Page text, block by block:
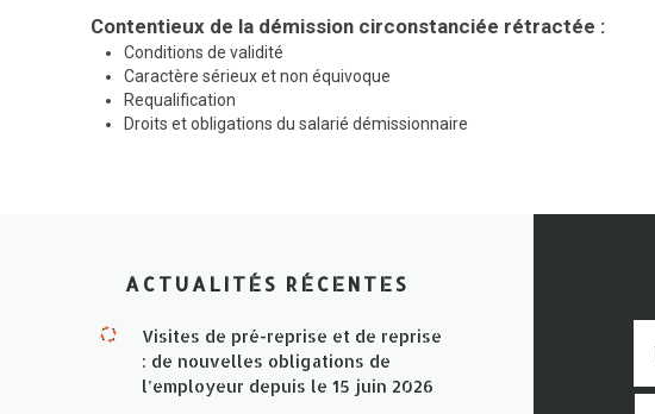
Contentieux de la démission circonstanciée rétractée :
Conditions de validité
Caractère sérieux et non équivoque
Requalification
Droits et obligations du salarié démissionnaire
ACTUALITÉS RÉCENTES
Visites de pré-reprise et de reprise
: de nouvelles obligations de
l’employeur depuis le 15 juin 2026